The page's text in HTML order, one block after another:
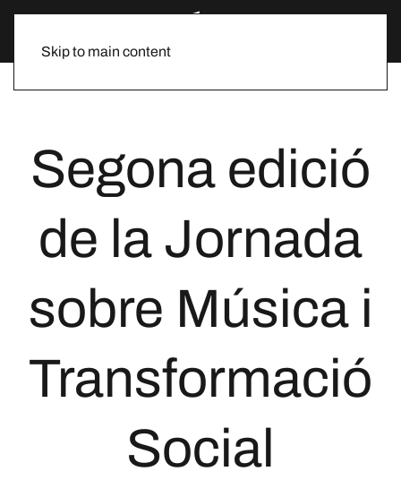
Skip to main content
Segona edició
de la Jornada
sobre Música i
Transformació
Social